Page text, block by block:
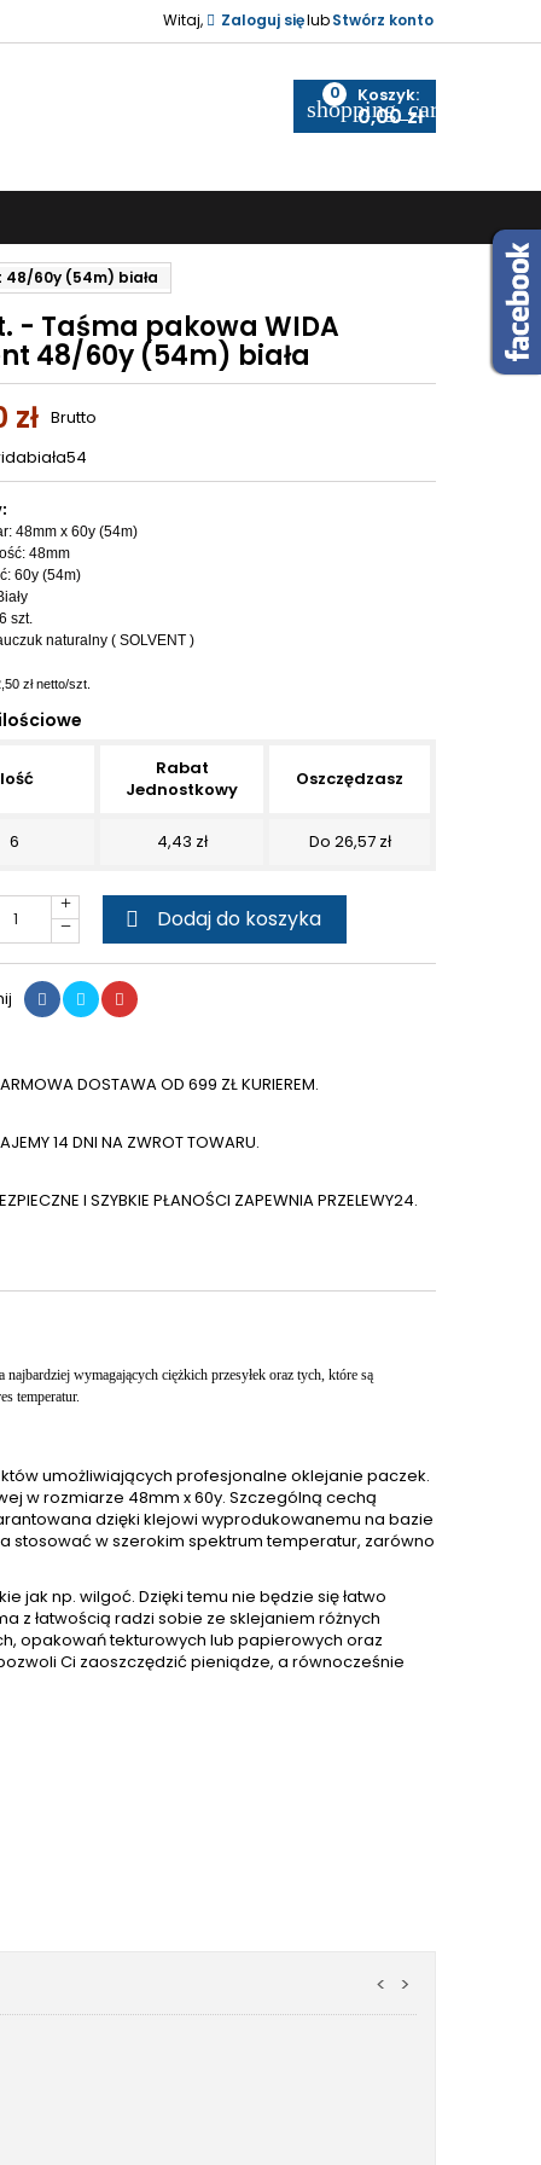
Witaj, Zaloguj sięlubStwórz konto
shopping_cart
Koszyk:
0
0,00 zł
48/60y (54m) biała
- Taśma pakowa WIDA
48/60y (54m) biała
zł Brutto
48mm x 60y (54m)
48mm
60y (54m)
szt.
naturalny ( SOLVENT )
zł netto/szt.
Rabat
Jednostkowy
Oszczędzasz
6 4,43 zł Do 26,57 zł
 Dodaj do koszyka
DOSTAWA OD 699 ZŁ KURIEREM.
14 DNI NA ZWROT TOWARU.
I SZYBKIE PŁANOŚCI ZAPEWNIA PRZELEWY24.
najbardziej wymagających ciężkich przesyłek oraz tych, które są
temperatur.
umożliwiających profesjonalne oklejanie paczek.
w rozmiarze 48mm x 60y. Szczególną cechą
dzięki klejowi wyprodukowanemu na bazie
stosować w szerokim spektrum temperatur, zarówno
jak np. wilgoć. Dzięki temu nie będzie się łatwo
z łatwością radzi sobie ze sklejaniem różnych
opakowań tekturowych lub papierowych oraz
Ci zaoszczędzić pieniądze, a równocześnie
>
<